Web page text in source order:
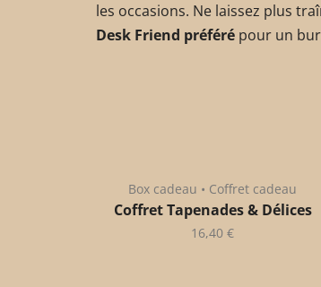
les occasions. Ne laissez plus
Desk Friend préféré pour un
Box cadeau • Coffret cadeau
Coffret Tapenades & Délices
16,40 €